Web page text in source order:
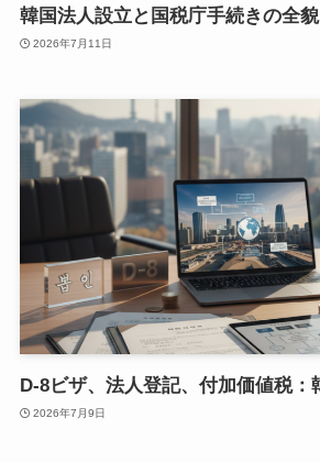
韓国法人設立と国税庁手続きの全貌
2026年7月11日
D-8ビザ、法人登記、付加価値税：
2026年7月9日